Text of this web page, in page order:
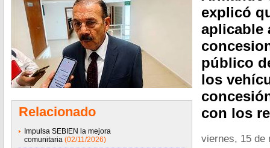
Relacionado
Impulsa SEBIEN la mejora
comunitaria (02/11/2026)
explicó
aplicable
público
los
con los
viernes, 15 de